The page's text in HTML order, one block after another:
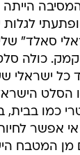
סאלד"
כולה
כל ישראלי
הסלט
כמו בבית,
אי אפשר
מן המטבח